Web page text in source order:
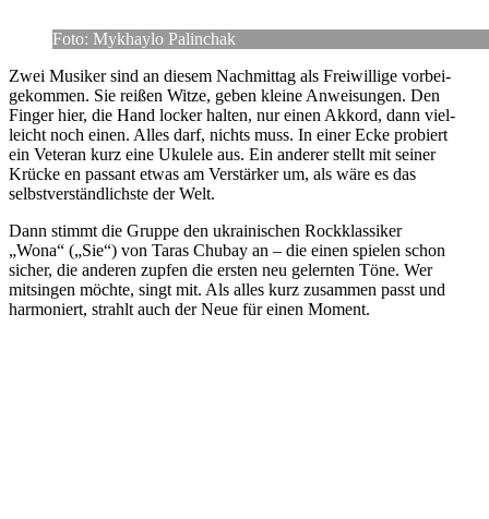
Foto: Mykhaylo Palinchak
Zwei Musiker sind an diesem Nach­mit­tag als Frei­wil­lige vor­bei­
ge­kom­men. Sie reißen Witze, geben kleine Anwei­sun­gen. Den
Finger hier, die Hand locker halten, nur einen Akkord, dann viel­
leicht noch einen. Alles darf, nichts muss. In einer Ecke pro­biert
ein Veteran kurz eine Ukulele aus. Ein anderer stellt mit seiner
Krücke en passant etwas am Ver­stär­ker um, als wäre es das
selbst­ver­ständ­lichste der Welt.
Dann stimmt die Gruppe den ukrai­ni­schen Rock­klas­si­ker
„Wona“ („Sie“) von Taras Chubay an – die einen spielen schon
sicher, die anderen zupfen die ersten neu gelern­ten Töne. Wer
mit­sin­gen möchte, singt mit. Als alles kurz zusam­men passt und
har­mo­niert, strahlt auch der Neue für einen Moment.